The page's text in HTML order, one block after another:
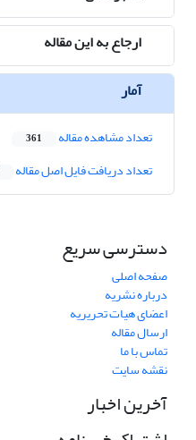
ارجاع به این مقاله
آمار
تعداد مشاهده مقاله 361
تعداد دریافت فایل اصل مقاله
دسترسی سریع
صفحه اصلی
درباره نشریه
اعضای هیات تحریریه
ارسال مقاله
تماس با ما
نقشه سایت
آخرین اخبار